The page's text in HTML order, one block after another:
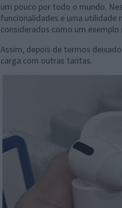
um pouco por todo o mundo.
funcionalidades e uma utilidade
considerados como um exemplo
Assim, depois de termos
carga com outras tantas.